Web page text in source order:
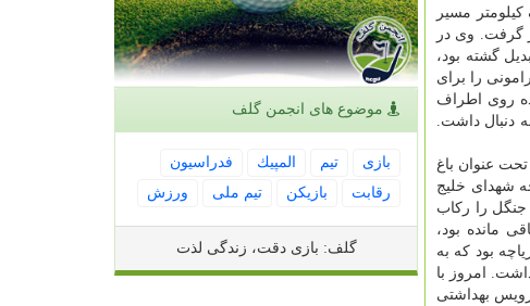
دوچرخه سواری و یک کیلومتر مسیر
در دستور کار قرار گرفت. وی در
گشته بود،
را برای
روی اطراف
دنبال داشت.
شده و تحت عنوان باغ
شهدای خلیج
جنگل را رکاب
مانده بود،
بود که به
امروز با
بهداشتی
موضوع های انجمن گلف
بازی تیم المپیك
فدراسیون
رقابت
بازیكن تیم ملی ورزش
گلف: بازی دقت، زندگی لذت